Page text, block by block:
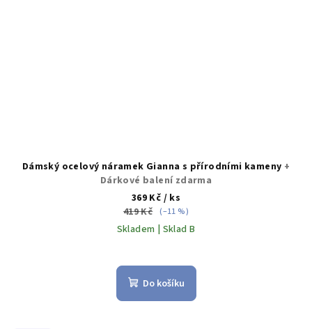
Dámský ocelový náramek Gianna s přírodními kameny +
Dárkové balení zdarma
369 Kč / ks
419 Kč (–11 %)
Skladem | Sklad B
Do košíku